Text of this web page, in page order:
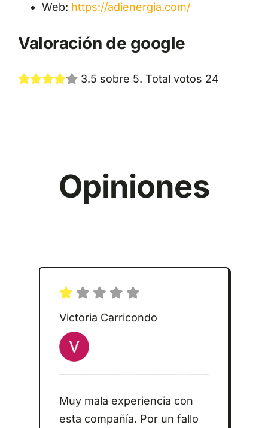
Web: https://adienergia.com/
Valoración de google
3.5 sobre 5. Total votos 24
Opiniones
Victoria Carricondo
Muy mala experiencia con
esta compañía. Por un fallo